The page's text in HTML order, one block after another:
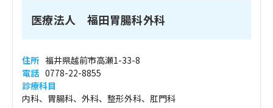
医療法人 福田胃腸科外科
住所 福井県越前市高瀬1-33-8
電話 0778-22-8855
診療科目
内科、胃腸科、外科、整形外科、肛門科